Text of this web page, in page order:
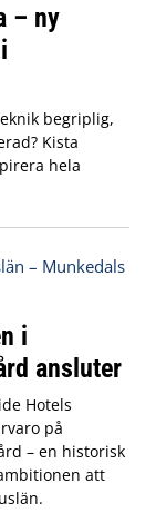
– ny
begriplig,
Kista
hela
i
ansluter
Hotels
på
– en historisk
att